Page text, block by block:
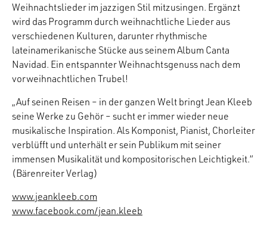
Weihnachtslieder im jazzigen Stil mitzusingen. Ergänzt
wird das Programm durch weihnachtliche Lieder aus
verschiedenen Kulturen, darunter rhythmische
lateinamerikanische Stücke aus seinem Album Canta
Navidad. Ein entspannter Weihnachtsgenuss nach dem
vorweihnachtlichen Trubel!
„Auf seinen Reisen – in der ganzen Welt bringt Jean Kleeb
seine Werke zu Gehör – sucht er immer wieder neue
musikalische Inspiration. Als Komponist, Pianist, Chorleiter
verblüfft und unterhält er sein Publikum mit seiner
immensen Musikalität und kompositorischen Leichtigkeit.“
(Bärenreiter Verlag)
www.jeankleeb.com
www.facebook.com/jean.kleeb